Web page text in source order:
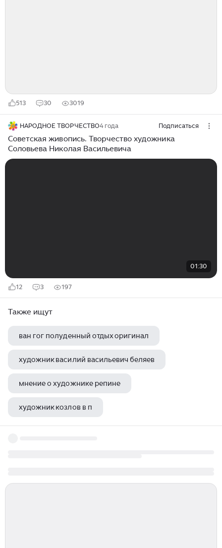
513 30 3019
НАРОДНОЕ ТВОРЧЕСТВО4 года Подписаться
Советская живопись. Творчество художника
Соловьева Николая Васильевича
01:30
12 3 197
Также ищут
ван гог полуденный отдых оригинал
художник василий васильевич беляев
мнение о художнике репине
художник козлов в п